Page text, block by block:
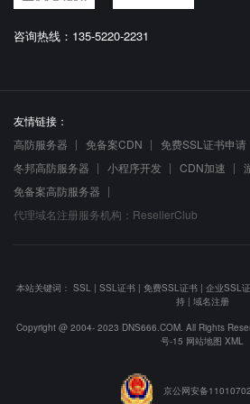
咨询热线：135-5220-2231
友情链接：
高防服务器
免备案CDN 免费SSL证书申请
冬邦高防服务器
小程序开发 CDN加速
免备案高防服务器
代理域名注册服务机构：ResellerClub
本站关键词： SSL | SSL证书 | 免费SSL证书 | 企业SSL
持| 域名注册
Copyright @ 2004- 2023 DNS666.COM. All Rights
号-15 网站地图 XML
京公网安备